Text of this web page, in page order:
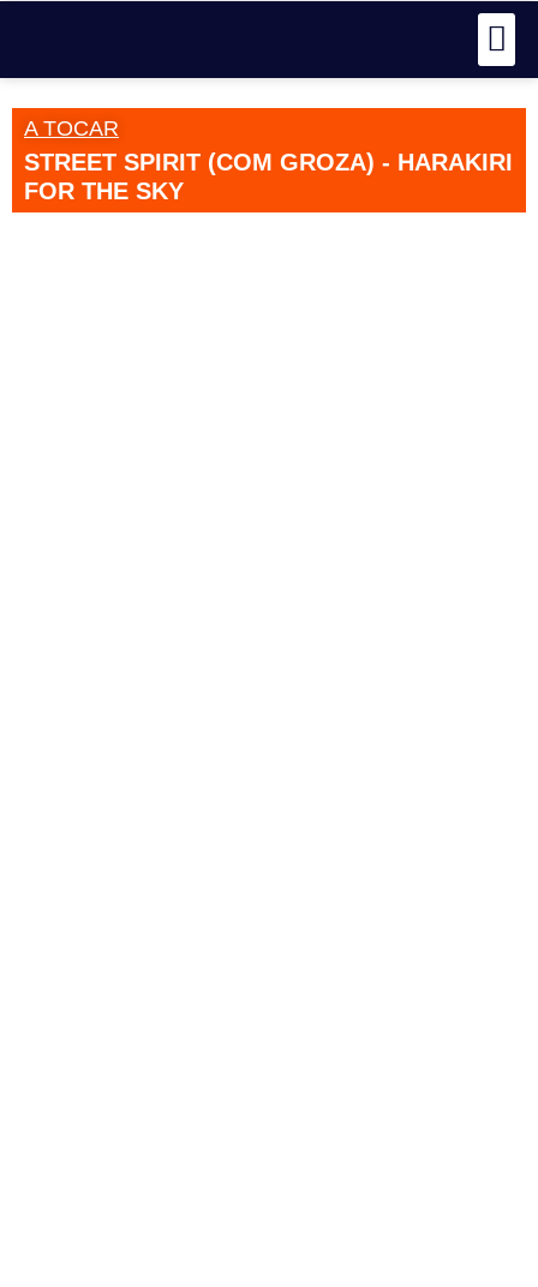
A TOCAR
STREET SPIRIT (COM GROZA) - HARAKIRI
FOR THE SKY